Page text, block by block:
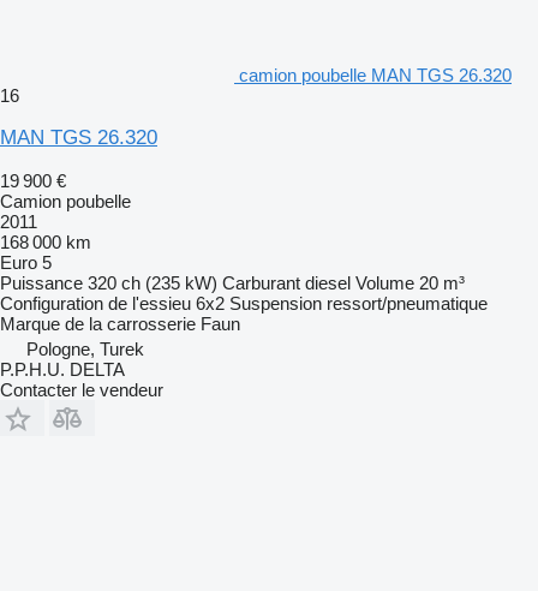
camion poubelle MAN TGS 26.320
16
MAN TGS 26.320
19 900 €
Camion poubelle
2011
168 000 km
Euro 5
Puissance 320 ch (235 kW) Carburant diesel Volume 20 m³
Configuration de l'essieu 6x2 Suspension ressort/pneumatique
Marque de la carrosserie Faun
Pologne, Turek
P.P.H.U. DELTA
Contacter le vendeur